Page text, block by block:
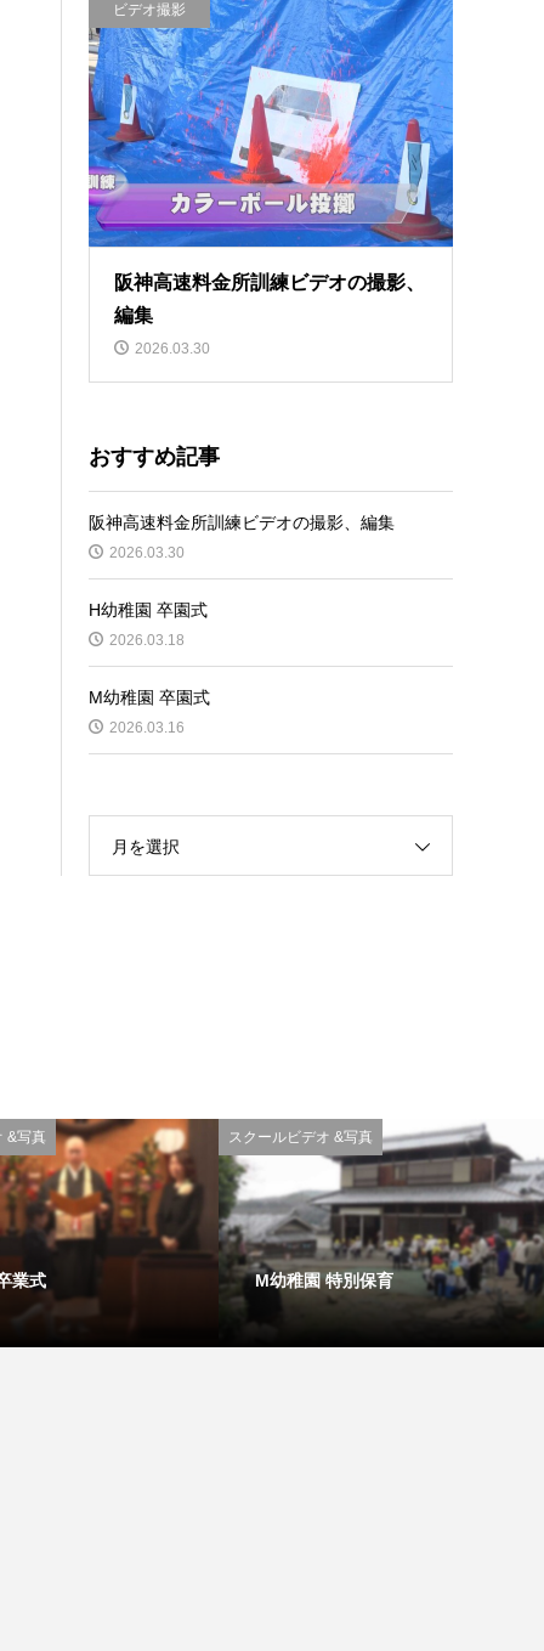
ビデオ撮影
阪神高速料金所訓練ビデオの撮影、
編集
2026.03.30
おすすめ記事
阪神高速料金所訓練ビデオの撮影、編集
2026.03.30
H幼稚園 卒園式
2026.03.18
M幼稚園 卒園式
2026.03.16
月を選択
&写真
業式
スクールビデオ &写真
M幼稚園 特別保育